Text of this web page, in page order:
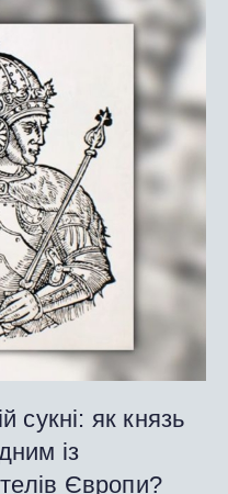
сукні: як князь
із
Європи?